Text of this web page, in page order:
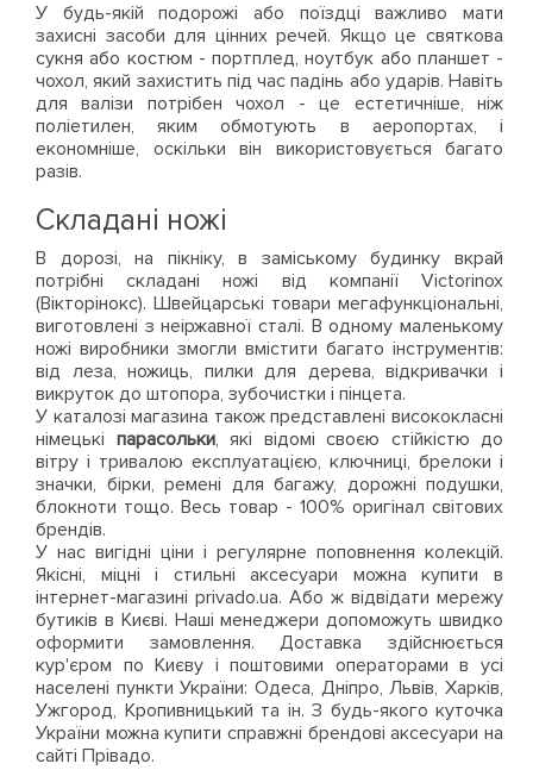
У будь-якій подорожі або поїздці важливо мати
захисні засоби для цінних речей. Якщо це святкова
сукня або костюм - портплед, ноутбук або планшет -
чохол, який захистить під час падінь або ударів. Навіть
для валізи потрібен чохол - це естетичніше, ніж
поліетилен, яким обмотують в аеропортах, і
економніше, оскільки він використовується багато
разів.
Складані ножі
В дорозі, на пікніку, в заміському будинку вкрай
потрібні складані ножі від компанії Victorinox
(Вікторінокс). Швейцарські товари мегафункціональні,
виготовлені з неіржавної сталі. В одному маленькому
ножі виробники змогли вмістити багато інструментів:
від леза, ножиць, пилки для дерева, відкривачки і
викруток до штопора, зубочистки і пінцета.
У каталозі магазина також представлені висококласні
німецькі парасольки, які відомі своєю стійкістю до
вітру і тривалою експлуатацією, ключниці, брелоки і
значки, бірки, ремені для багажу, дорожні подушки,
блокноти тощо. Весь товар - 100% оригінал світових
брендів.
У нас вигідні ціни і регулярне поповнення колекцій.
Якісні, міцні і стильні аксесуари можна купити в
інтернет-магазині privado.ua. Або ж відвідати мережу
бутиків в Києві. Наші менеджери допоможуть швидко
оформити замовлення. Доставка здійснюється
кур'єром по Києву і поштовими операторами в усі
населені пункти України: Одеса, Дніпро, Львів, Харків,
Ужгород, Кропивницький та ін. З будь-якого куточка
України можна купити справжні брендові аксесуари на
сайті Прівадо.